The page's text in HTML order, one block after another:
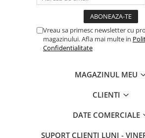
Vreau sa primesc newsletter cu
magazinului. Afla mai multe in
Confidentialitate
MAGAZINUL MEU
CLIENTI
DATE COMERCIALE
SUPORT CLIENTI LUNI -